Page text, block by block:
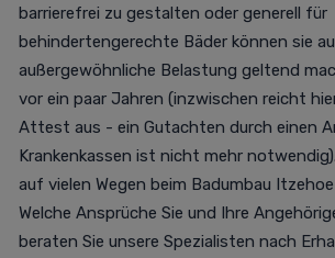
barrierefrei zu gestalten oder generell für
behindertengerechte Bäder können sie
außergewöhnliche Belastung geltend
vor ein paar Jahren (inzwischen reicht
Attest aus - ein Gutachten durch einen
Krankenkassen ist nicht mehr
auf vielen Wegen beim Badumbau
Welche Ansprüche Sie und Ihre
beraten Sie unsere Spezialisten nach